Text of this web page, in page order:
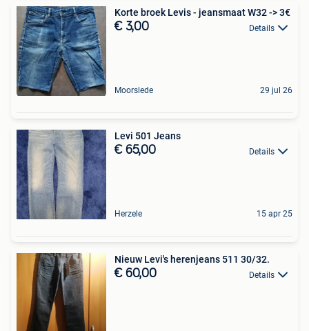
Korte broek Levis - jeansmaat W32 -> 3€
€ 3,00 Details
Moorslede 29 jul 26
Levi 501 Jeans
€ 65,00 Details
Herzele 15 apr 25
Nieuw Levi's herenjeans 511 30/32.
€ 60,00 Details